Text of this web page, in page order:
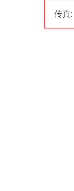
传真: